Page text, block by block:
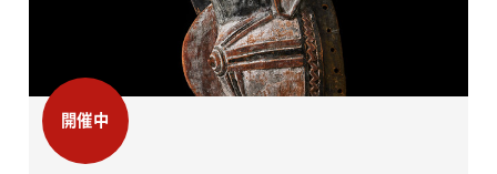
開催中